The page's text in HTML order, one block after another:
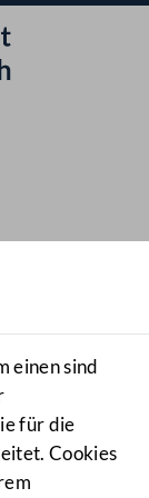
einen sind
für die
Cookies